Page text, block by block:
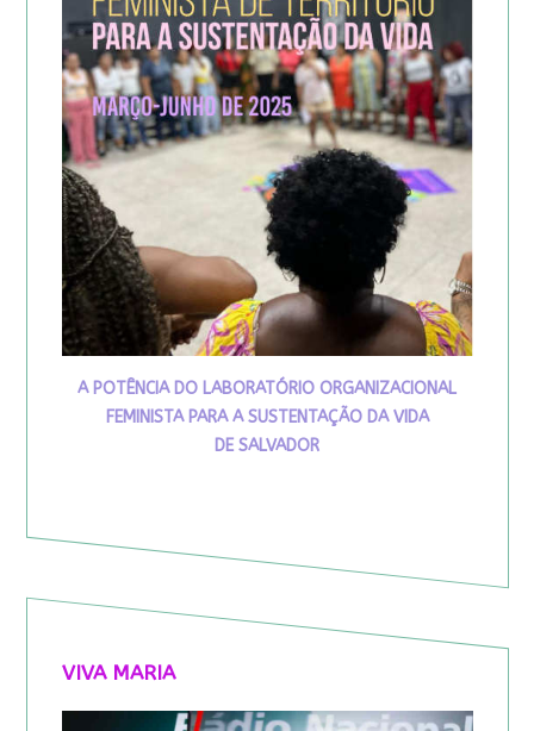
A POTÊNCIA DO LABORATÓRIO ORGANIZACIONAL
FEMINISTA PARA A SUSTENTAÇÃO DA VIDA
DE SALVADOR
VIVA MARIA